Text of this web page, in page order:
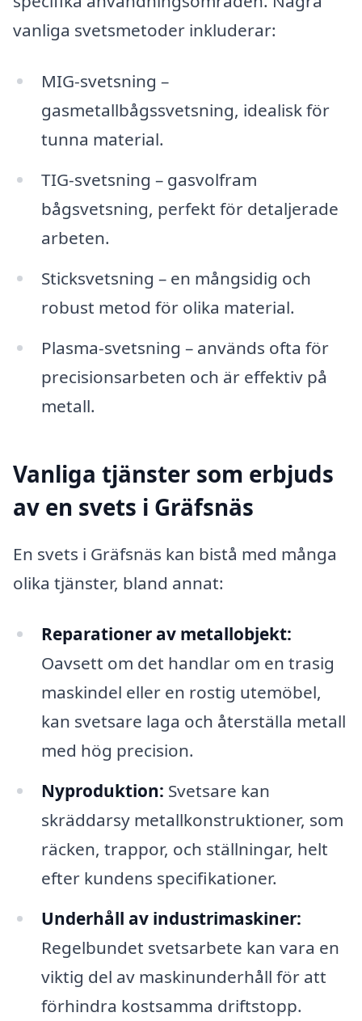
vanliga svetsmetoder inkluderar:
MIG-svetsning –
gasmetallbågssvetsning, idealisk för
tunna material.
TIG-svetsning – gasvolfram
bågsvetsning, perfekt för detaljerade
arbeten.
Sticksvetsning – en mångsidig och
robust metod för olika material.
Plasma-svetsning – används ofta för
precisionsarbeten och är effektiv på
metall.
Vanliga tjänster som erbjuds
av en svets i Gräfsnäs
En svets i Gräfsnäs kan bistå med många
olika tjänster, bland annat:
Reparationer av metallobjekt:
Oavsett om det handlar om en trasig
maskindel eller en rostig utemöbel,
kan svetsare laga och återställa metall
med hög precision.
Nyproduktion: Svetsare kan
skräddarsy metallkonstruktioner, som
räcken, trappor, och ställningar, helt
efter kundens specifikationer.
Underhåll av industrimaskiner:
Regelbundet svetsarbete kan vara en
viktig del av maskinunderhåll för att
förhindra kostsamma driftstopp.